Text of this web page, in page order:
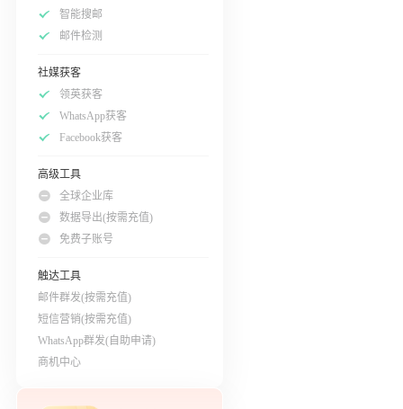
智能搜邮
邮件检测
社媒获客
领英获客
WhatsApp获客
Facebook获客
高级工具
全球企业库
数据导出(按需充值)
免费子账号
触达工具
邮件群发(按需充值)
短信营销(按需充值)
WhatsApp群发(自助申请)
商机中心